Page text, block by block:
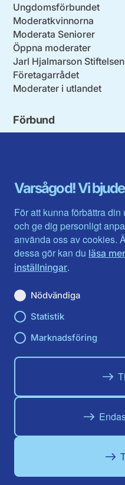
Varsågod! Vi
För att kunna förbättra
och ge dig personligt
använda oss av cookies.
dessa gör kan du läsa
inställningar.
Nödvändiga
Statistik
Marknadsföring
Ungdomsförbundet
Moderatkvinnorna
Moderata Seniorer
Öppna moderater
Jarl Hjalmarson Stiftelsen
Företagarrådet
Moderater i utlandet
Förbund
Gävleborg
Halland
Jämtlands län
Jönköpings län
Kalmar län
Kronobergs län
Norrbotten
Skåne län
Du hittar oss här på
Facebook
Instagram